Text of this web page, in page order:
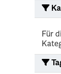
Für